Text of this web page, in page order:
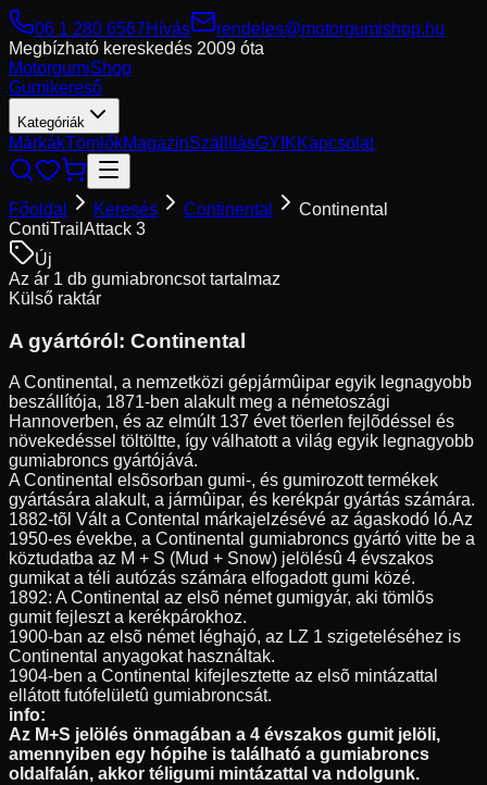
06 1 280 6567Hívás
rendeles@motorgumishop.hu
Megbízható kereskedés 2009 óta
MotorgumiShop
Gumikereső
Kategóriák
MárkákTömlőkMagazinSzállításGYIKKapcsolat
Főoldal Keresés Continental
Continental
ContiTrailAttack 3
Új
Az ár 1 db gumiabroncsot tartalmaz
Külső raktár
A gyártóról: Continental
A Continental, a nemzetközi gépjármûipar egyik legnagyobb
beszállítója, 1871-ben alakult meg a németoszági
Hannoverben, és az elmúlt 137 évet töerlen fejlõdéssel és
növekedéssel töltöltte, így válhatott a világ egyik legnagyobb
gumiabroncs gyártójává.
A Continental elsõsorban gumi-, és gumirozott termékek
gyártására alakult, a jármûipar, és kerékpár gyártás számára.
1882-tõl Vált a Contental márkajelzésévé az ágaskodó ló.Az
1950-es évekbe, a Continental gumiabroncs gyártó vitte be a
köztudatba az M + S (Mud + Snow) jelölésû 4 évszakos
gumikat a téli autózás számára elfogadott gumi közé.
1892: A Continental az elsõ német gumigyár, aki tömlõs
gumit fejleszt a kerékpárokhoz.
1900-ban az elsõ német léghajó, az LZ 1 szigeteléséhez is
Continental anyagokat használtak.
1904-ben a Continental kifejlesztette az elsõ mintázattal
ellátott futófelületû gumiabroncsát.
info:
Az M+S jelölés önmagában a 4 évszakos gumit jelöli,
amennyiben egy hópihe is található a gumiabroncs
oldalfalán, akkor téligumi mintázattal va ndolgunk.